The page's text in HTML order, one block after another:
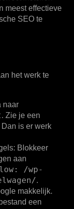
meest effectieve
SEO te
het werk te
naar
. Zie je een
is er werk
Blokkeer
aan
/wp-
.
makkelijk.
bestand een